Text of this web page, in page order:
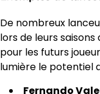
De nombreux
lors de leurs
pour les futurs
lumière le potentiel
Fernando